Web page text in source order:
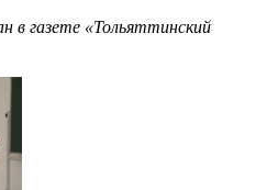
в газете «Тольяттинский